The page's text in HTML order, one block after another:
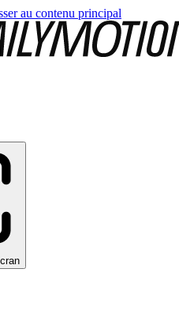
au contenu principal